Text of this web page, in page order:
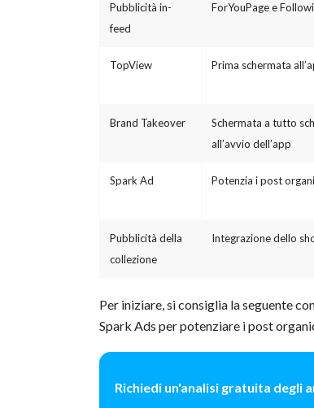
Pubblicità in-
feed
ForYouPage e
TopView Prima schermata
Brand Takeover
Schermata a tutto
all’avvio dell’app
Spark Ad Potenzia i post
Pubblicità della
collezione
Integrazione dello
Per iniziare, si consiglia la seguente
Spark Ads per potenziare i post
Richiedi un'analisi gratuita degli